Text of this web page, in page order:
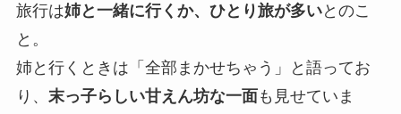
旅行は姉と一緒に行くか、ひとり旅が多いとのこ
と。
姉と行くときは「全部まかせちゃう」と語ってお
り、 末っ子らしい甘えん坊な一面も見せていま